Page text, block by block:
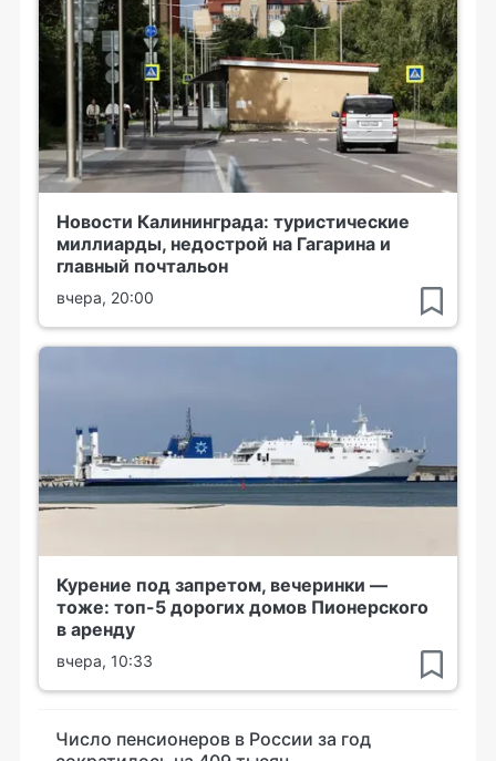
Новости Калининграда: туристические
миллиарды, недострой на Гагарина и
главный почтальон
вчера, 20:00
Курение под запретом, вечеринки —
тоже: топ-5 дорогих домов Пионерского
в аренду
вчера, 10:33
Число пенсионеров в России за год